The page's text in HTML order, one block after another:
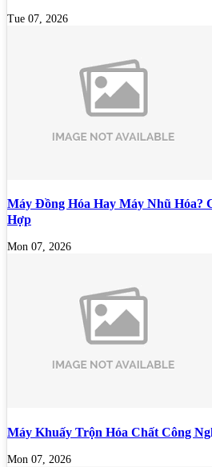
Tue 07, 2026
Máy Đồng Hóa Hay Máy Nhũ Hóa?
Hợp
Mon 07, 2026
Máy Khuấy Trộn Hóa Chất Công
Mon 07, 2026